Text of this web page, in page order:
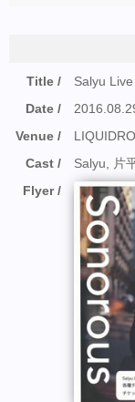
Title
Salyu
Date
Venue
Cast
Salyu, 片
Flyer